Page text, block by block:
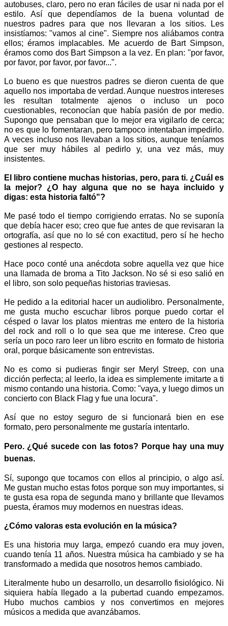
autobuses, claro, pero no eran fáciles de usar ni nada por el
estilo. Así que dependíamos de la buena voluntad de
nuestros padres para que nos llevaran a los sitios. Les
insistíamos: "vamos al cine". Siempre nos aliábamos contra
ellos; éramos implacables. Me acuerdo de Bart Simpson,
éramos como dos Bart Simpson a la vez. En plan: "por favor,
por favor, por favor, por favor...".
Lo bueno es que nuestros padres se dieron cuenta de que
aquello nos importaba de verdad. Aunque nuestros intereses
les resultan totalmente ajenos o incluso un poco
cuestionables, reconocían que había pasión de por medio.
Supongo que pensaban que lo mejor era vigilarlo de cerca;
no es que lo fomentaran, pero tampoco intentaban impedirlo.
A veces incluso nos llevaban a los sitios, aunque teníamos
que ser muy hábiles al pedirlo y, una vez más, muy
insistentes.
El libro contiene muchas historias, pero, para ti. ¿Cuál es
la mejor? ¿O hay alguna que no se haya incluido y
digas: esta historia faltó"?
Me pasé todo el tiempo corrigiendo erratas. No se suponía
que debía hacer eso; creo que fue antes de que revisaran la
ortografía, así que no lo sé con exactitud, pero sí he hecho
gestiones al respecto.
Hace poco conté una anécdota sobre aquella vez que hice
una llamada de broma a Tito Jackson. No sé si eso salió en
el libro, son solo pequeñas historias traviesas.
He pedido a la editorial hacer un audiolibro. Personalmente,
me gusta mucho escuchar libros porque puedo cortar el
césped o lavar los platos mientras me entero de la historia
del rock and roll o lo que sea que me interese. Creo que
sería un poco raro leer un libro escrito en formato de historia
oral, porque básicamente son entrevistas.
No es como si pudieras fingir ser Meryl Streep, con una
dicción perfecta; al leerlo, la idea es simplemente imitarte a ti
mismo contando una historia. Como: "vaya, y luego dimos un
concierto con Black Flag y fue una locura".
Así que no estoy seguro de si funcionará bien en ese
formato, pero personalmente me gustaría intentarlo.
Pero. ¿Qué sucede con las fotos? Porque hay una muy
buenas.
Sí, supongo que tocamos con ellos al principio, o algo así.
Me gustan mucho estas fotos porque son muy importantes, si
te gusta esa ropa de segunda mano y brillante que llevamos
puesta, éramos muy modernos en nuestras ideas.
¿Cómo valoras esta evolución en la música?
Es una historia muy larga, empezó cuando era muy joven,
cuando tenía 11 años. Nuestra música ha cambiado y se ha
transformado a medida que nosotros hemos cambiado.
Literalmente hubo un desarrollo, un desarrollo fisiológico. Ni
siquiera había llegado a la pubertad cuando empezamos.
Hubo muchos cambios y nos convertimos en mejores
músicos a medida que avanzábamos.